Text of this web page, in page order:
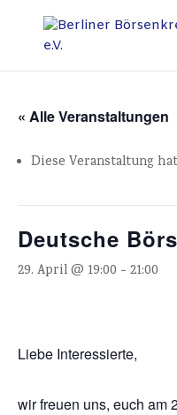
« Alle Veranstaltungen
Diese Veranstaltung
Deutsche
29. April @ 19:00 - 21:00
Liebe Interessierte,
wir freuen uns, euch am